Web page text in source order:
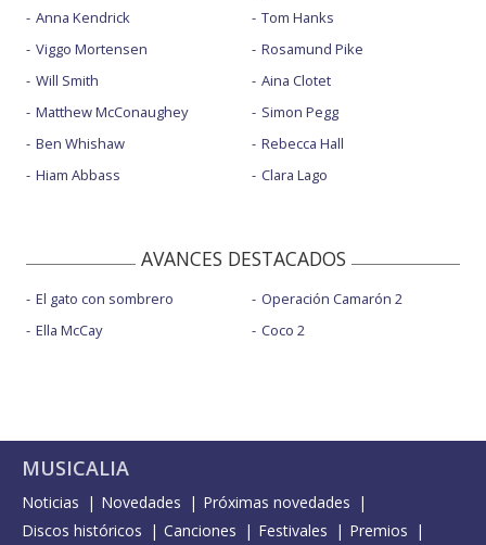
Anna Kendrick
Viggo Mortensen
Will Smith
Matthew McConaughey
Ben Whishaw
Hiam Abbass
Tom Hanks
Rosamund Pike
Aina Clotet
Simon Pegg
Rebecca Hall
Clara Lago
AVANCES DESTACADOS
El gato con sombrero
Ella McCay
Operación Camarón 2
Coco 2
MUSICALIA
Noticias Novedades
Próximas novedades
Discos históricos
Canciones Festivales
Premios